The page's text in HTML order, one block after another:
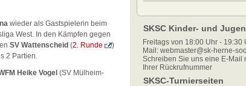
wieder als Gastspielerin beim
West. In den Kämpfen gegen
SV Wattenscheid (2. Runde
)
2 Partien.
Heike Vogel (SV Mülheim-
SKSC Kinder- und
Freitags von 18:00 Uhr -
Mail: webmaster@sk-herne-
Schreiben Sie uns eine E-Mail
Ihrer Rückrufnummer
SKSC-Turnierseiten